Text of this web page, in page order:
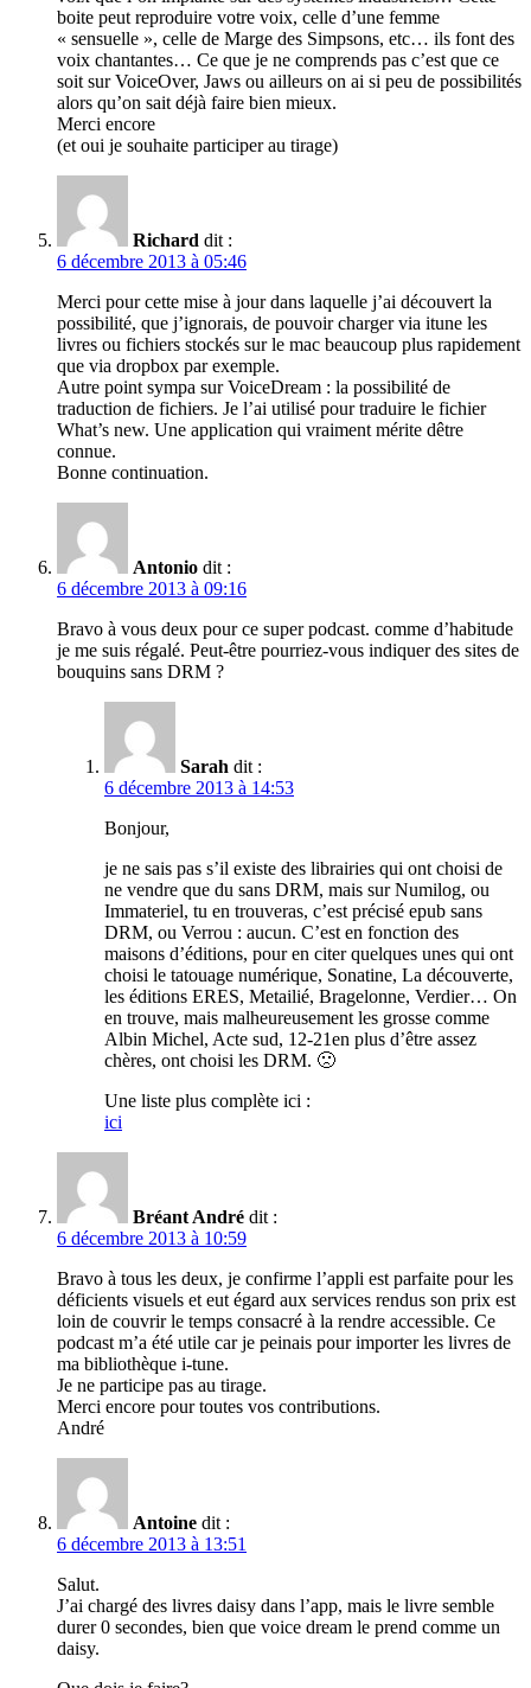
boite peut reproduire votre voix, celle d’une femme
« sensuelle », celle de Marge des Simpsons, etc… ils font des
voix chantantes… Ce que je ne comprends pas c’est que ce
soit sur VoiceOver, Jaws ou ailleurs on ai si peu de possibilités
alors qu’on sait déjà faire bien mieux.
Merci encore
(et oui je souhaite participer au tirage)
Richard dit :
6 décembre 2013 à 05:46
Merci pour cette mise à jour dans laquelle j’ai découvert la
possibilité, que j’ignorais, de pouvoir charger via itune les
livres ou fichiers stockés sur le mac beaucoup plus rapidement
que via dropbox par exemple.
Autre point sympa sur VoiceDream : la possibilité de
traduction de fichiers. Je l’ai utilisé pour traduire le fichier
What’s new. Une application qui vraiment mérite dêtre
connue.
Bonne continuation.
Antonio dit :
6 décembre 2013 à 09:16
Bravo à vous deux pour ce super podcast. comme d’habitude
je me suis régalé. Peut-être pourriez-vous indiquer des sites de
bouquins sans DRM ?
Sarah dit :
6 décembre 2013 à 14:53
Bonjour,
je ne sais pas s’il existe des librairies qui ont choisi de
ne vendre que du sans DRM, mais sur Numilog, ou
Immateriel, tu en trouveras, c’est précisé epub sans
DRM, ou Verrou : aucun. C’est en fonction des
maisons d’éditions, pour en citer quelques unes qui ont
choisi le tatouage numérique, Sonatine, La découverte,
les éditions ERES, Metailié, Bragelonne, Verdier… On
en trouve, mais malheureusement les grosse comme
Albin Michel, Acte sud, 12-21en plus d’être assez
chères, ont choisi les DRM. 🙁
Une liste plus complète ici :
ici
Bréant André dit :
6 décembre 2013 à 10:59
Bravo à tous les deux, je confirme l’appli est parfaite pour les
déficients visuels et eut égard aux services rendus son prix est
loin de couvrir le temps consacré à la rendre accessible. Ce
podcast m’a été utile car je peinais pour importer les livres de
ma bibliothèque i-tune.
Je ne participe pas au tirage.
Merci encore pour toutes vos contributions.
André
Antoine dit :
6 décembre 2013 à 13:51
Salut.
J’ai chargé des livres daisy dans l’app, mais le livre semble
durer 0 secondes, bien que voice dream le prend comme un
daisy.